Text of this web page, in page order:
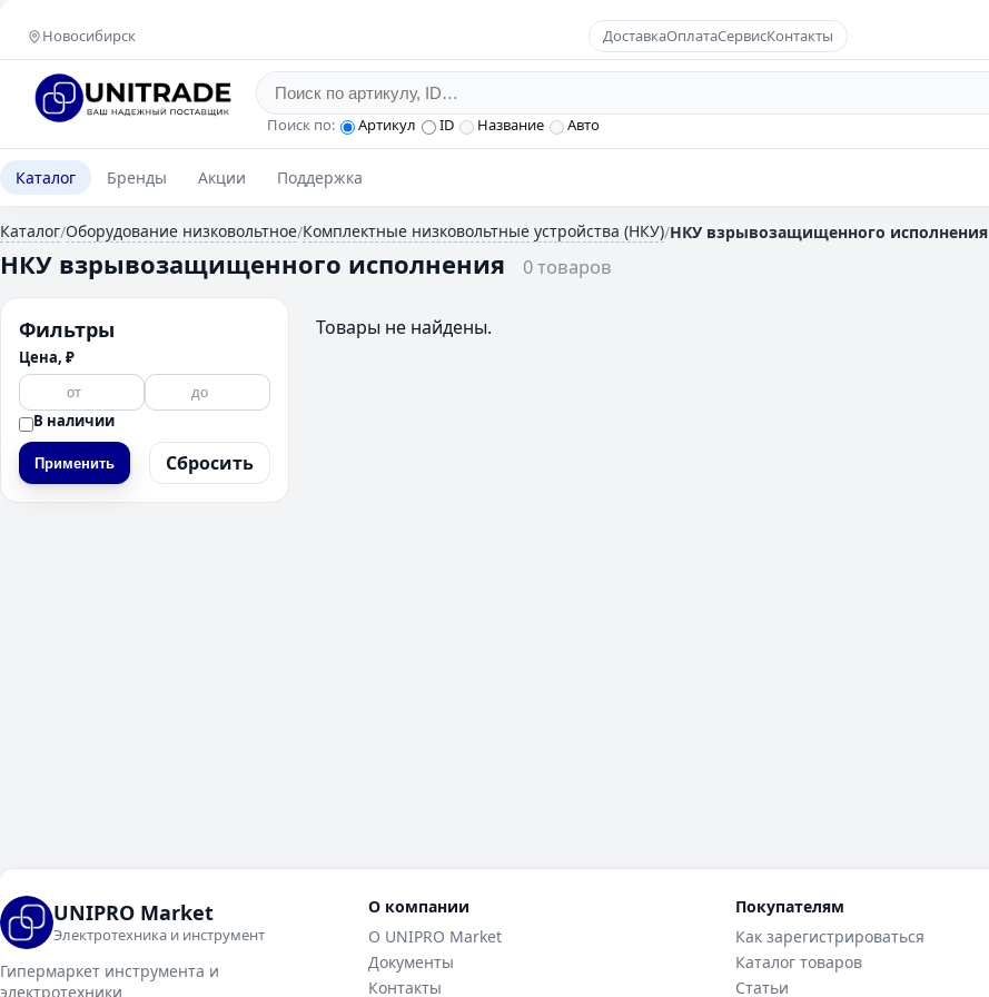
Новосибирск ДоставкаОплатаСервисКонтакты
Поиск по: Артикул ID Название Авто
Каталог Бренды Акции Поддержка
Каталог/Оборудование низковольтное/Комплектные низковольтные устройства (НКУ)/НКУ взрывозащищенного исполнения
НКУ взрывозащищенного исполнения 0 товаров
Фильтры
Цена, ₽
В наличии
Применить Сбросить
Товары не найдены.
UNIPRO Market
Электротехника и инструмент
Гипермаркет инструмента и
электротехники
О компании
О UNIPRO Market
Документы
Контакты
Покупателям
Как зарегистрироваться
Каталог товаров
Статьи